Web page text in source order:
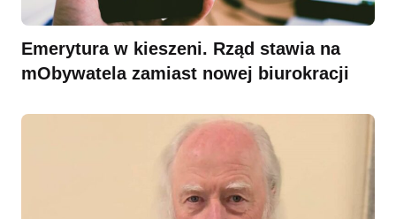
Emerytura w kieszeni. Rząd stawia na
mObywatela zamiast nowej biurokracji